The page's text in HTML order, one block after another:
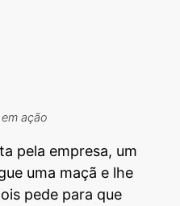
ação
pela empresa, um
uma maçã e lhe
pede para que